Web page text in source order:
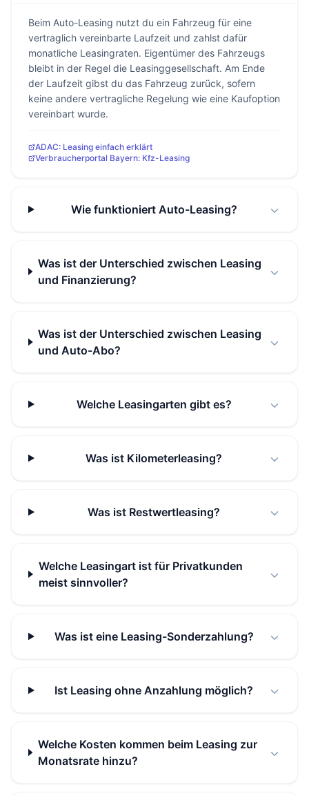
Beim Auto-Leasing nutzt du ein Fahrzeug für eine
vertraglich vereinbarte Laufzeit und zahlst dafür
monatliche Leasingraten. Eigentümer des Fahrzeugs
bleibt in der Regel die Leasinggesellschaft. Am Ende
der Laufzeit gibst du das Fahrzeug zurück, sofern
keine andere vertragliche Regelung wie eine Kaufoption
vereinbart wurde.
ADAC: Leasing einfach erklärt
Verbraucherportal Bayern: Kfz-Leasing
Wie funktioniert Auto-Leasing?
Was ist der Unterschied zwischen Leasing
und Finanzierung?
Was ist der Unterschied zwischen Leasing
und Auto-Abo?
Welche Leasingarten gibt es?
Was ist Kilometerleasing?
Was ist Restwertleasing?
Welche Leasingart ist für Privatkunden
meist sinnvoller?
Was ist eine Leasing-Sonderzahlung?
Ist Leasing ohne Anzahlung möglich?
Welche Kosten kommen beim Leasing zur
Monatsrate hinzu?